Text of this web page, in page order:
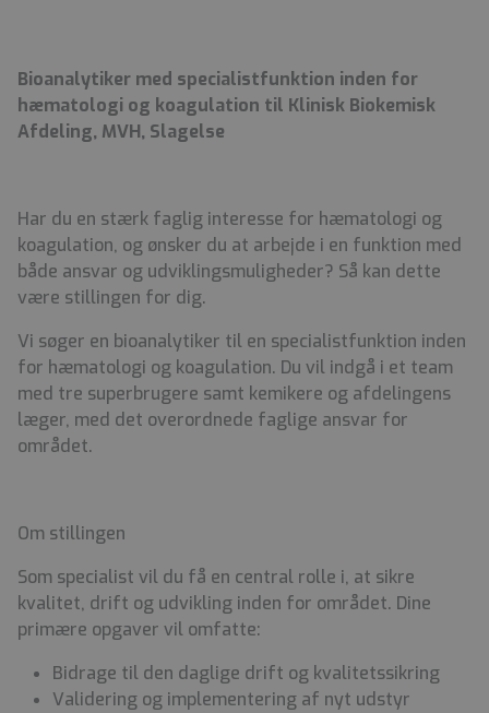
Bioanalytiker med specialistfunktion inden for
hæmatologi og koagulation til Klinisk Biokemisk
Afdeling, MVH, Slagelse
Har du en stærk faglig interesse for hæmatologi og
koagulation, og ønsker du at arbejde i en funktion med
både ansvar og udviklingsmuligheder? Så kan dette
være stillingen for dig.
Vi søger en bioanalytiker til en specialistfunktion inden
for hæmatologi og koagulation. Du vil indgå i et team
med tre superbrugere samt kemikere og afdelingens
læger, med det overordnede faglige ansvar for
området.
Om stillingen
Som specialist vil du få en central rolle i, at sikre
kvalitet, drift og udvikling inden for området. Dine
primære opgaver vil omfatte:
Bidrage til den daglige drift og kvalitetssikring
Validering og implementering af nyt udstyr